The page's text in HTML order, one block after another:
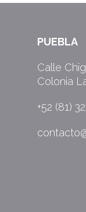
PUEBLA
Calle
Colonia
+52 (81)